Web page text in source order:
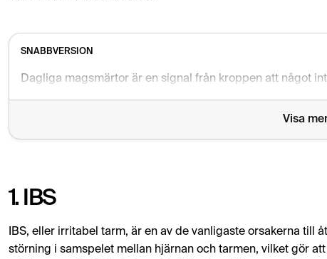
SNABBVERSION
Visa
1. IBS
IBS, eller irritabel tarm, är en av de vanligaste orsakerna till
störning i samspelet mellan hjärnan och tarmen, vilket gör